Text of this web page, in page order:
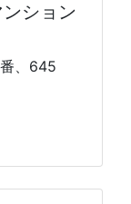
ション
、645